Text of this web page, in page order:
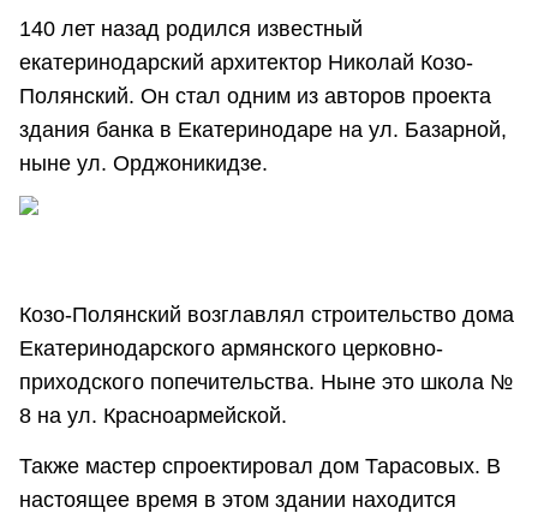
140 лет назад родился известный
екатеринодарский архитектор Николай Козо-
Полянский. Он стал одним из авторов проекта
здания банка в Екатеринодаре на ул. Базарной,
ныне ул. Орджоникидзе.
Козо-Полянский возглавлял строительство дома
Екатеринодарского армянского церковно-
приходского попечительства. Ныне это школа №
8 на ул. Красноармейской.
Также мастер спроектировал дом Тарасовых. В
настоящее время в этом здании находится